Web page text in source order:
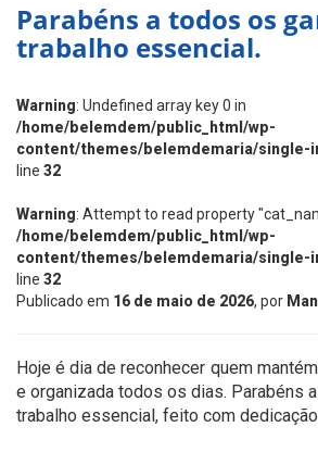
Parabéns a todos os
trabalho essencial.
Warning: Undefined array key 0 in
/home/belemdem/public_html/wp-
content/themes/belemdemaria/single-
line 32
Warning: Attempt to read property
/home/belemdem/public_html/wp-
content/themes/belemdemaria/single-
line 32
Publicado em 16 de maio de 2026, por
Hoje é dia de reconhecer quem
e organizada todos os dias. Parabéns
trabalho essencial, feito com